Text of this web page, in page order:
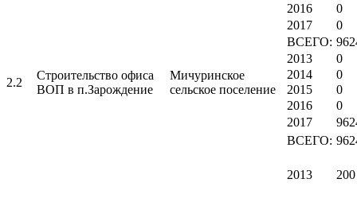
2016
0
2017
0
2.2
Строительство офиса
ВОП в п.Зарождение
Мичуринское
сельское поселение
ВСЕГО:
2013
0
2014
0
2015
0
2016
0
2017
ВСЕГО:
2013 200